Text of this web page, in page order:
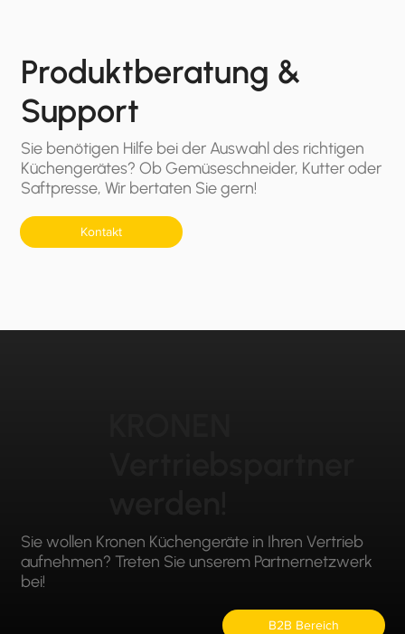
Produktberatung &
Support
Sie benötigen Hilfe bei der Auswahl des richtigen
Küchengerätes? Ob Gemüseschneider, Kutter oder
Saftpresse, Wir bertaten Sie gern!
Kontakt
Sie wollen Kronen Küchengeräte in Ihren Vertrieb
aufnehmen? Treten Sie unserem Partnernetzwerk
bei!
B2B Bereich